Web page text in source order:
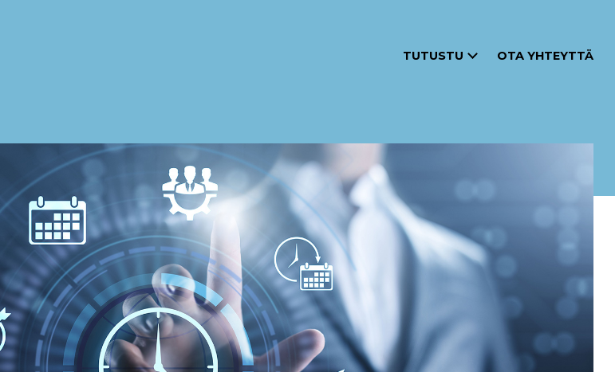
TUTUSTU OTA YHTEYTTÄ